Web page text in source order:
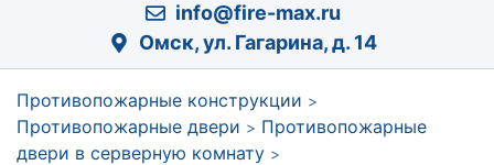
info@fire-max.ru
Омск, ул. Гагарина, д. 14
Противопожарные конструкции >
Противопожарные двери > Противопожарные
двери в серверную комнату >